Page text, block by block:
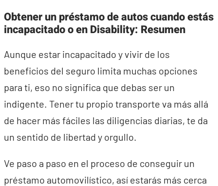
Obtener un préstamo de autos cuando estás
incapacitado o en Disability: Resumen
Aunque estar incapacitado y vivir de los
beneficios del seguro limita muchas opciones
para ti, eso no significa que debas ser un
indigente. Tener tu propio transporte va más allá
de hacer más fáciles las diligencias diarias, te da
un sentido de libertad y orgullo.
Ve paso a paso en el proceso de conseguir un
préstamo automovilístico, así estarás más cerca